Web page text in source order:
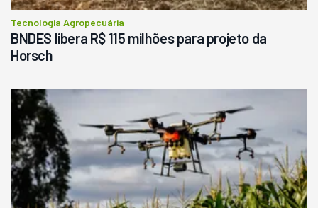
Tecnologia Agropecuária
BNDES libera R$ 115 milhões para projeto da
Horsch